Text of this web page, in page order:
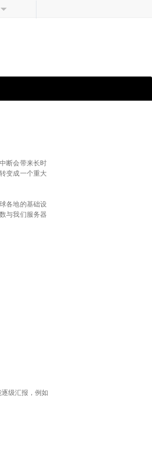
断会带来长时
变成一个重大
各地的基础设
与我们服务器
级汇报，例如